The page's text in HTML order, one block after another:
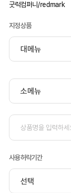
굿럭컴퍼니/redmark
지정상품
사용허락기간